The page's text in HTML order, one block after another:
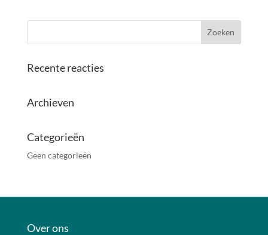
Recente reacties
Archieven
Categorieën
Geen categorieën
Over ons